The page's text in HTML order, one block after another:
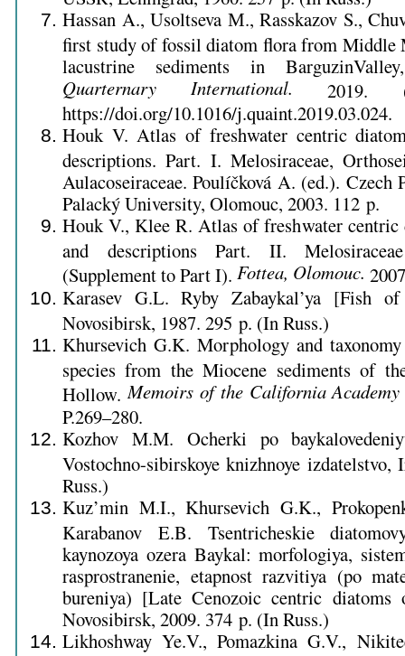
Hassan A., Usoltseva М., Rasskazov S.,
first study of fossil diatom flora from Middle
lacustrine sediments in
Quarternary International. 2019.
https://doi.org/10.1016/j.quaint.2019.03.024.
Houk V. Atlas of freshwater centric
descriptions. Part. I. Melosiraceae,
Aulacoseiraceae. Poulíčková A. (ed.). Czech
Palacký University, Olomouc, 2003. 112 p.
Houk V., Klee R. Atlas of freshwater
and descriptions Part. II.
(Supplement to Part I). Fottea, Olomouc.
Karasev G.L. Ryby Zabaykal’ya [Fish of
Novosibirsk, 1987. 295 p. (In Russ.)
Khursevich G.K. Morphology and
species from the Miocene sediments of
Hollow. Memoirs of the California Academy
P.269–280.
Kozhov M.M. Ocherki po
Vostochno-sibirskoye knizhnoye
Russ.)
Kuz’min M.I., Khursevich G.K.,
Karabanov E.B. Tsentricheskie
kaynozoya ozera Baykal: morfologiya,
rasprostranenie, etapnost razvitiya (po
bureniya) [Late Cenozoic centric
Novosibirsk, 2009. 374 p. (In Russ.)
Likhoshway Ye.V., Pomazkina G.V.,